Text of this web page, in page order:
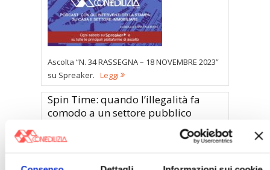
Ascolta “N. 34 RASSEGNA – 18 NOVEMBRE 2023”
su Spreaker. Leggi
Spin Time: quando l’illegalità fa
comodo a un settore pubblico